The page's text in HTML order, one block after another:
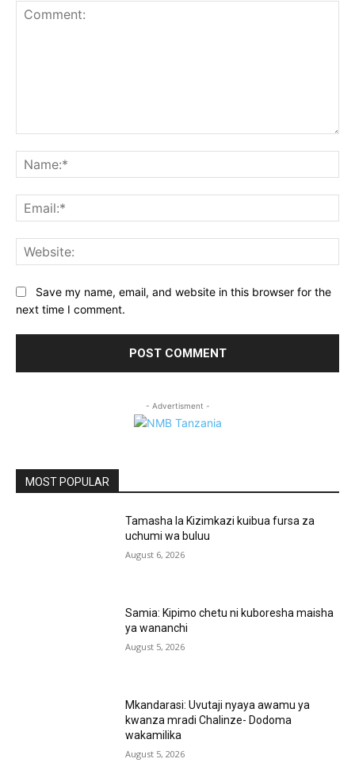
Save my name, email, and website in this browser for the
next time I comment.
- Advertisment -
MOST POPULAR
Tamasha la Kizimkazi kuibua fursa za
uchumi wa buluu
August 6, 2026
Samia: Kipimo chetu ni kuboresha maisha
ya wananchi
August 5, 2026
Mkandarasi: Uvutaji nyaya awamu ya
kwanza mradi Chalinze- Dodoma
wakamilika
August 5, 2026